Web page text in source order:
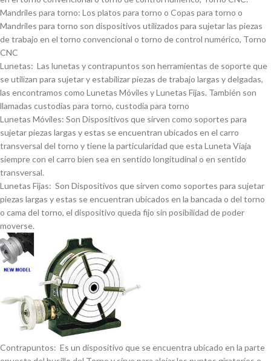
Mandriles para torno: Los platos para torno o Copas para torno o
Mandriles para torno son dispositivos utilizados para sujetar las piezas
de trabajo en el torno convencional o torno de control numérico, Torno
CNC
Lunetas: Las lunetas y contrapuntos son herramientas de soporte que
se utilizan para sujetar y estabilizar piezas de trabajo largas y delgadas,
las encontramos como Lunetas Móviles y Lunetas Fijas. También son
llamadas custodias para torno, custodia para torno
Lunetas Móviles: Son Dispositivos que sirven como soportes para
sujetar piezas largas y estas se encuentran ubicados en el carro
transversal del torno y tiene la particularidad que esta Luneta Viaja
siempre con el carro bien sea en sentido longitudinal o en sentido
transversal.
Lunetas Fijas: Son Dispositivos que sirven como soportes para sujetar
piezas largas y estas se encuentran ubicados en la bancada o del torno
o cama del torno, el dispositivo queda fijo sin posibilidad de poder
moverse.
Contrapuntos: Es un dispositivo que se encuentra ubicado en la parte